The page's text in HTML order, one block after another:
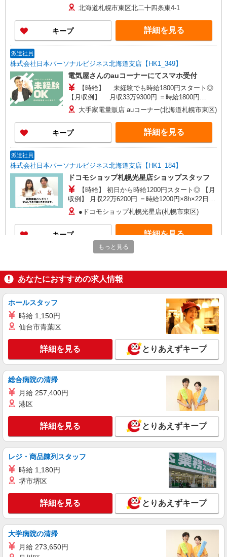
2125円 ●交通費支給(規定有) ●残業手当（時給
×1.25） ●各種手当支給 各種社会保険完備/年次有
給休暇/昇給制度 時間外手当/制服貸与/携帯電話割
引 無料の健康診断/介護・育児休暇など充実★
北海道札幌市東区北二十四条東4-1
キープ 詳細を見る
派遣社員
株式会社日本パーソナルビジネス北海道支店【HK1_349】
電気屋さんのauコーナーにてスマホ受付
【時給】 未経験でも時給1800円スタート◎
【月収例】 月収33万9300円 ＝時給1800円
×8h×22日＋残(10h) ●交通費全額支給 ●残業手当
（時給×1.25） ●各種手当支給 各種社会保険完
備/年次有給休暇/昇給制度 時間外手当/制服貸与/
携帯電話割引 無料の健康診断/介護・育児休暇な
ど充実★
大手家電量販店 auコーナー(北海道札幌市東区)
キープ 詳細を見る
派遣社員
株式会社日本パーソナルビジネス北海道支店【HK1_184】
ドコモショップ札幌光星店ショップスタッフ
【時給】 初日から時給1200円スタート◎ 【月
収例】 月収22万6200円 ＝時給1200円×8h×22日＋
残(10h) ●交通費支給(規定有) ●残業手当（時給
×1.25） ●各種手当支給 各種社会保険完備/年次有
給休暇/昇給制度 時間外手当/制服貸与/携帯電話割
引 無料の健康診断/介護・育児休暇など充実★
●ドコモショップ札幌光星店(札幌市東区)
キープ 詳細を見る
量販店｜スマホ受付スタッフ
【時給】 未経験でも時給1330円スタート◎
【月収例】 月収25万705円 ＝時給1330円
備/年次有給休暇/昇給制度 時間外手当/制服貸与/
携帯電話割引 無料の健康診断/介護・育児休暇な
ど充実★
●ドコモショップ苗穂店(札幌市白石区)
詳細を見る
派遣社員
株式会社日本パーソナルビジネス北海道支店【HK1_413】
【時給】 初日から時給1300円スタート◎ 【月
収例】 月収24万5050円 ＝時給1300円×8h×22日＋
×1.25） ●各種手当支給 各種社会保険完備/年次有
給休暇/昇給制度 時間外手当/制服貸与/携帯電話割
引 無料の健康診断/介護・育児休暇など充実★
量販店ソフトバンクコーナー(北海道札幌市東
区)
キープ 詳細を見る
派遣社員
株式会社日本パーソナルビジネス北海道支店【HK1_451】
スマホ販売スタッフ
【時給】 初日から時給1300円スタート◎ 【月
収例】 月収24万5050円 ＝時給1300円×8h×22日＋
残(10h) ●交通費支給(規定有) ●残業手当（時給
給休暇/昇給制度 時間外手当/制服貸与/携帯電話割
引 無料の健康診断/介護・育児休暇など充実★
◆auショップ東区役所前店 （北海道札幌市
もっと見る
あなたにおすすめの求人情報
ホールスタッフ
時給 1,150円
仙台市青葉区
詳細を見る とりあえずキープ
総合病院の清掃
月給 257,400円
港区
詳細を見る とりあえずキープ
レジ・商品陳列スタッフ
時給 1,180円
堺市堺区
詳細を見る とりあえずキープ
大学病院の清掃
月給 273,650円